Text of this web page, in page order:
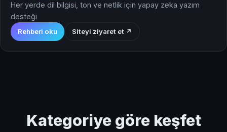
Her yerde dil bilgisi, ton ve netlik için yapay zeka yazım
desteği
Rehberi oku Siteyi ziyaret et ↗
Kategoriye göre keşfet